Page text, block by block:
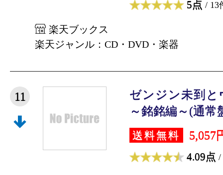
5点 / 13
楽天ブックス
楽天ジャンル：CD・DVD・楽器
11
ゼンジン未到
～銘銘編～(通常
送料無料 5,057
4.09点 /